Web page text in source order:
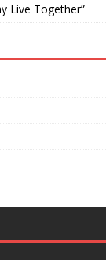
Live Together”